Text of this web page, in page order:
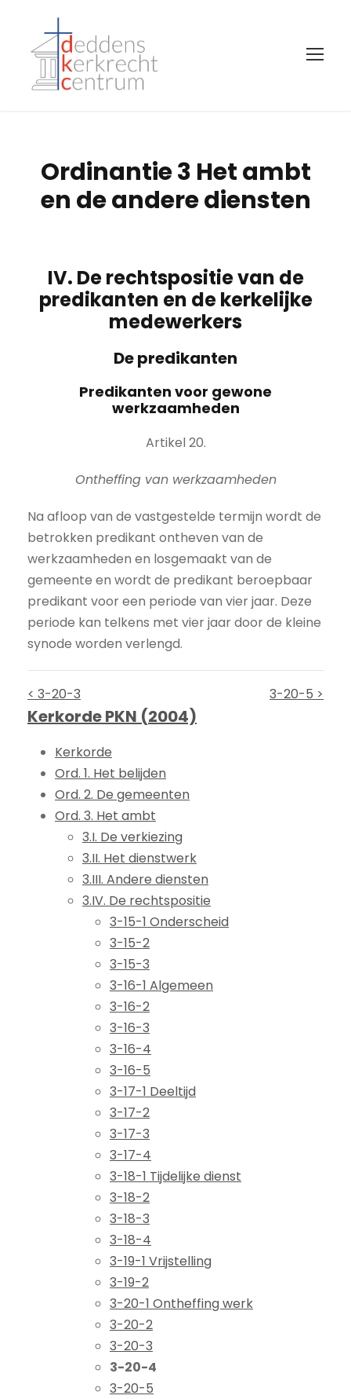
Ordinantie 3 Het ambt
en de andere diensten
IV. De rechtspositie van de
predikanten en de kerkelijke
medewerkers
De predikanten
Predikanten voor gewone
werkzaamheden
Artikel 20.
Ontheffing van werkzaamheden
Na afloop van de vastgestelde termijn wordt de
betrokken predikant ontheven van de
werkzaamheden en losgemaakt van de
gemeente en wordt de predikant beroepbaar
predikant voor een periode van vier jaar. Deze
periode kan telkens met vier jaar door de kleine
synode worden verlengd.
< 3-20-3 3-20-5 >
Kerkorde PKN (2004)
Kerkorde
Ord. 1. Het belijden
Ord. 2. De gemeenten
Ord. 3. Het ambt
3.I. De verkiezing
3.II. Het dienstwerk
3.III. Andere diensten
3.IV. De rechtspositie
3-15-1 Onderscheid
3-15-2
3-15-3
3-16-1 Algemeen
3-16-2
3-16-3
3-16-4
3-16-5
3-17-1 Deeltijd
3-17-2
3-17-3
3-17-4
3-18-1 Tijdelijke dienst
3-18-2
3-18-3
3-18-4
3-19-1 Vrijstelling
3-19-2
3-20-1 Ontheffing werk
3-20-2
3-20-3
3-20-4
3-20-5